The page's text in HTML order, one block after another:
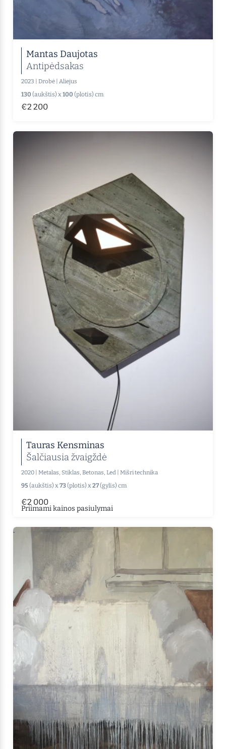
Mantas Daujotas
Antipėdsakas
2023 Drobė Aliejus
130 (aukštis) x100 (plotis) cm
€2 200
Tauras Kensminas
Šalčiausia žvaigždė
2020 | Metalas, Stiklas, Betonas, Led | Mišri technika
95 (aukštis) x 73(plotis) x 27(gylis) cm
€2 000
Priimami kainos pasiulymai